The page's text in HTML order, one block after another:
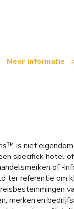
Meer informatie
is niet
specifiek hotel
of -
ter referentie om
merken en